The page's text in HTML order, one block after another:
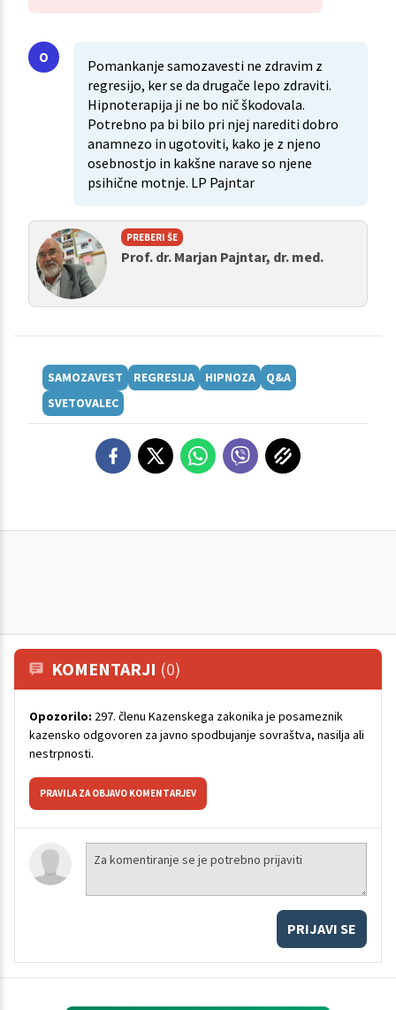
Pomankanje samozavesti ne zdravim z
regresijo, ker se da drugače lepo zdraviti.
Hipnoterapija ji ne bo nič škodovala.
Potrebno pa bi bilo pri njej narediti dobro
anamnezo in ugotoviti, kako je z njeno
osebnostjo in kakšne narave so njene
psihične motnje. LP Pajntar
PREBERI ŠE
Prof. dr. Marjan Pajntar, dr. med.
SAMOZAVEST REGRESIJA HIPNOZA
Q&A
SVETOVALEC
KOMENTARJI (0)
Opozorilo: 297. členu Kazenskega zakonika je posameznik
kazensko odgovoren za javno spodbujanje sovraštva, nasilja ali
nestrpnosti.
PRAVILA ZA OBJAVO KOMENTARJEV
PRIJAVI SE